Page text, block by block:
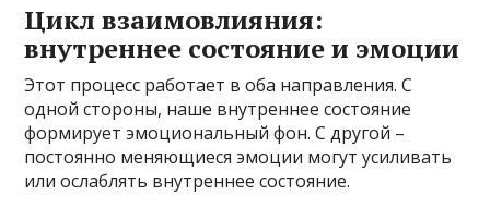
Цикл взаимовлияния:
внутреннее состояние и эмоции
Этот процесс работает в оба направления. С
одной стороны, наше внутреннее состояние
формирует эмоциональный фон. С другой –
постоянно меняющиеся эмоции могут усиливать
или ослаблять внутреннее состояние.